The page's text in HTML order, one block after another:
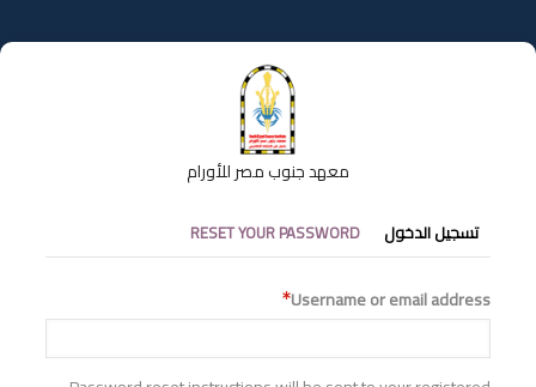
إلى
المحتوى
معهد جنوب مصر للأورام
التبويبات
الأساسية
تسجيل الدخول RESET YOUR PASSWORD
Username or email address